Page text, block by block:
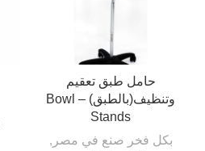
حامل طبق تعقيم
وتنظيف(بالطبق) – Bowl
Stands
بكل فخر صنع في مصر ,